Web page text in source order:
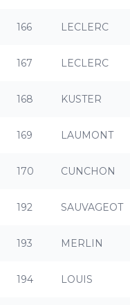
166 LECLERC
167 LECLERC
168 KUSTER
169 LAUMONT
170 CUNCHON
192 SAUVAGEOT
193 MERLIN
194 LOUIS